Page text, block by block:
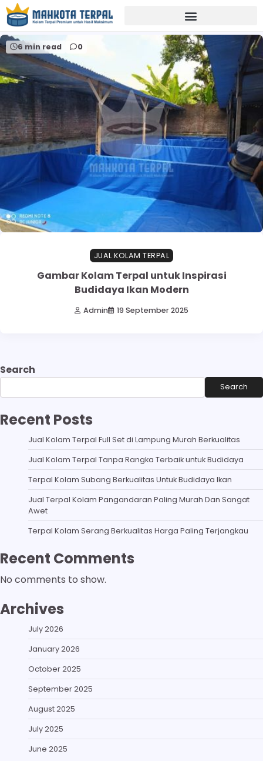
Home inspirasi budidaya ikan
6 min read 0
JUAL KOLAM TERPAL
Gambar Kolam Terpal untuk Inspirasi
Budidaya Ikan Modern
Admin 19 September 2025
Search
Search
Recent Posts
Jual Kolam Terpal Full Set di Lampung Murah Berkualitas
Jual Kolam Terpal Tanpa Rangka Terbaik untuk Budidaya
Terpal Kolam Subang Berkualitas Untuk Budidaya Ikan
Jual Terpal Kolam Pangandaran Paling Murah Dan Sangat
Awet
Terpal Kolam Serang Berkualitas Harga Paling Terjangkau
Recent Comments
No comments to show.
Archives
July 2026
January 2026
October 2025
September 2025
August 2025
July 2025
June 2025